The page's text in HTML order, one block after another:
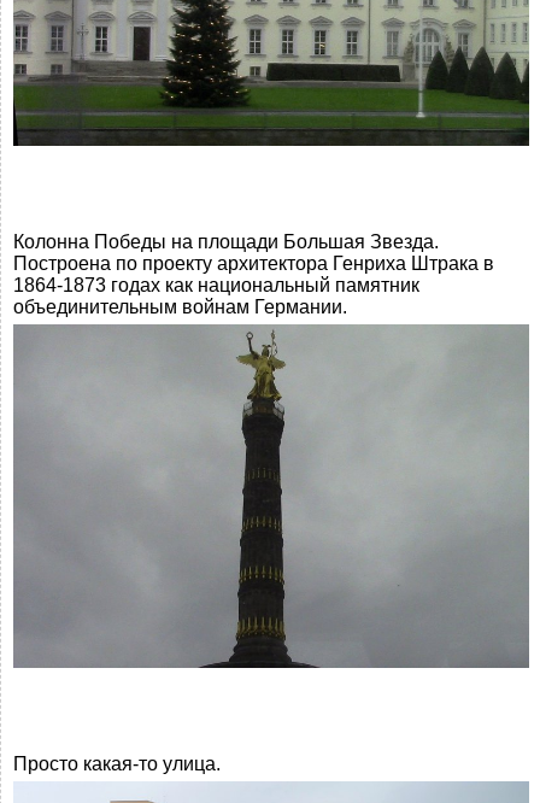
Колонна Победы на площади Большая Звезда.
Построена по проекту архитектора Генриха Штрака в
1864-1873 годах как национальный памятник
объединительным войнам Германии.
Просто какая-то улица.